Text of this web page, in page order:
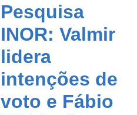
Pesquisa
INOR: Valmir
lidera
intenções de
voto e Fábio